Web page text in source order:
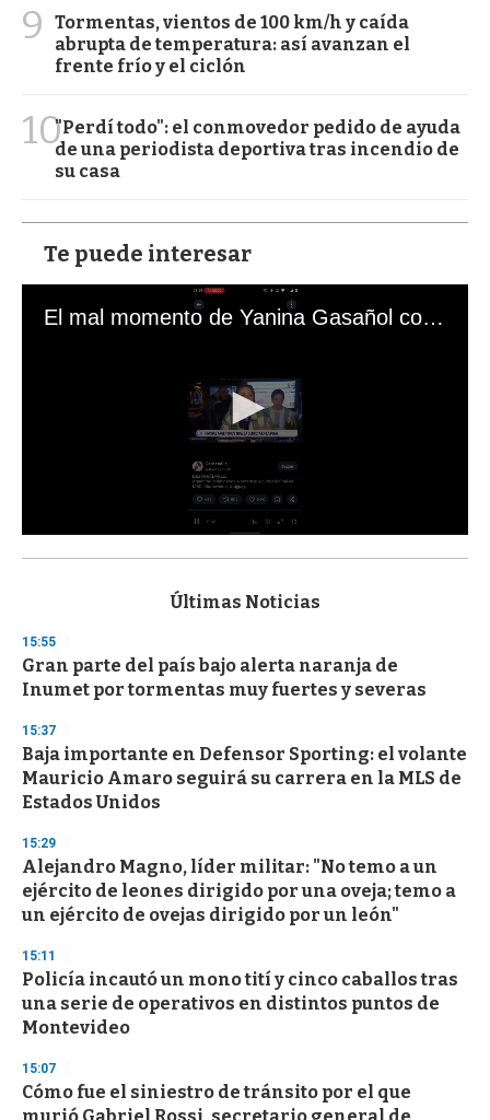
9
Tormentas, vientos de 100 km/h y caída
abrupta de temperatura: así avanzan el
frente frío y el ciclón
10"Perdí todo": el conmovedor pedido de ayuda
de una periodista deportiva tras incendio de
su casa
Te puede interesar
El mal momento de Yanina Gasañol con un hincha argentino en "Subrayado"
s
d
s
o
f
3
s
e
c
o
d
s
Últimas Noticias
15:55
Gran parte del país bajo alerta naranja de
Inumet por tormentas muy fuertes y severas
15:37
Baja importante en Defensor Sporting: el volante
Mauricio Amaro seguirá su carrera en la MLS de
Estados Unidos
15:29
Alejandro Magno, líder militar: "No temo a un
ejército de leones dirigido por una oveja; temo a
un ejército de ovejas dirigido por un león"
15:11
Policía incautó un mono tití y cinco caballos tras
una serie de operativos en distintos puntos de
Montevideo
15:07
Cómo fue el siniestro de tránsito por el que